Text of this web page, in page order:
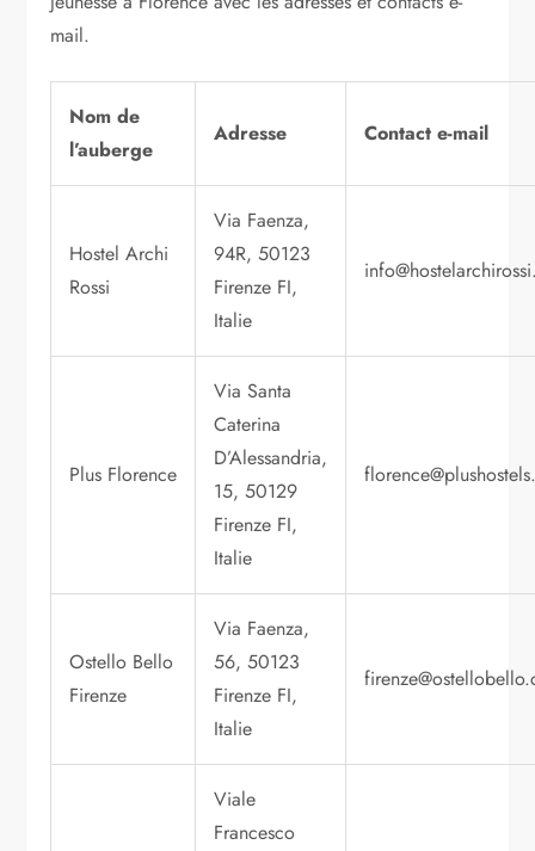
mail.
Nom de
l’auberge
Adresse Contact e-mail
Hostel Archi
Rossi
Via Faenza,
94R, 50123
Firenze FI,
Italie
Plus Florence
Via Santa
Caterina
D’Alessandria,
15, 50129
Firenze FI,
Italie
Ostello Bello
Firenze
Via Faenza,
56, 50123
Firenze FI,
Italie
Viale
Francesco